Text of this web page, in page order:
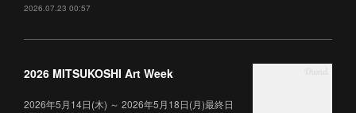
2026.07.23 00:57
2026 MITSUKOSHI Art Week
2026年5月14日(木) ～ 2026年5月18日(月)最終日